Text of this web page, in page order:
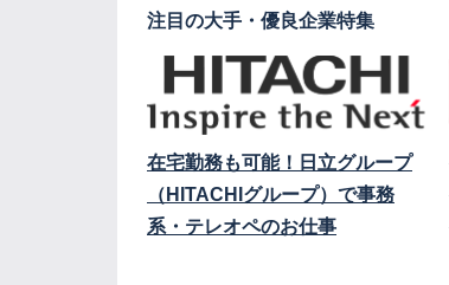
注目の大手・優良企業特集
在宅勤務も可能！日立グループ
（HITACHIグループ）で事務
系・テレオペのお仕事